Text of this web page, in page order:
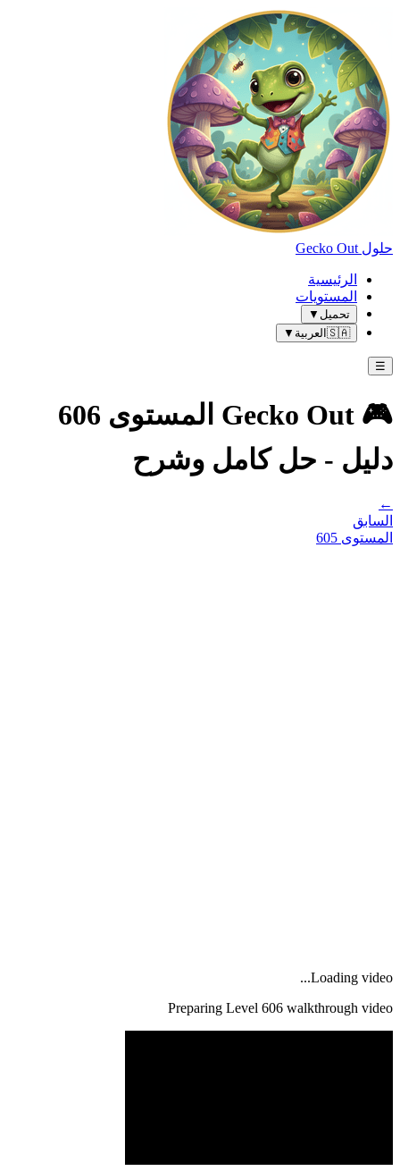
حلول Gecko Out
الرئيسية
المستويات
تحميل ▼
🇸🇦 العربية ▼
☰
🎮 Gecko Out المستوى 606
دليل - حل كامل وشرح
←
السابق
المستوى 605
Loading video...
Preparing Level 606 walkthrough video